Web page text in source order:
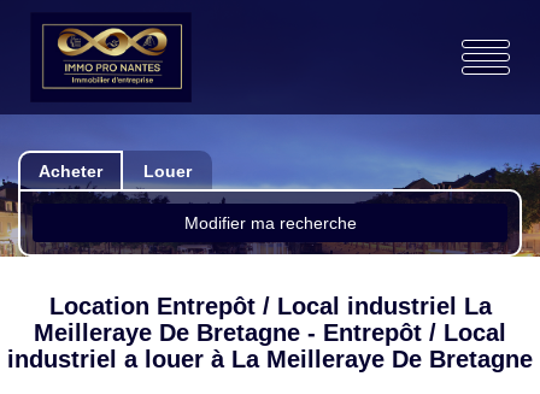
Acheter Louer
Modifier ma recherche
Location Entrepôt / Local industriel La
Meilleraye De Bretagne - Entrepôt / Local
industriel a louer à La Meilleraye De Bretagne